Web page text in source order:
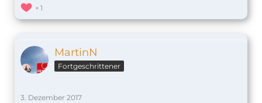
1
MartinN
Fortgeschrittener
3. Dezember 2017